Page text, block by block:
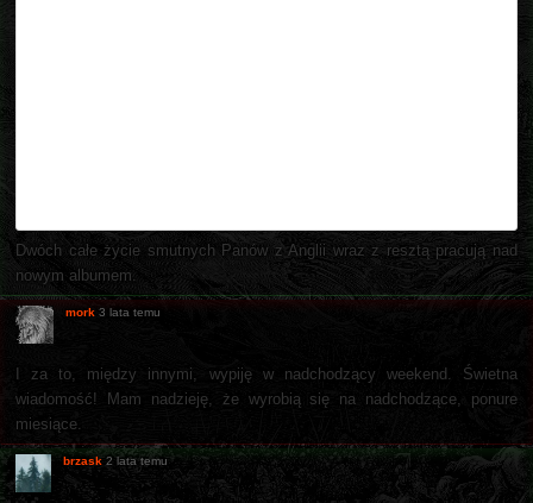
Dwóch całe życie smutnych Panów z Anglii wraz z resztą pracują nad
nowym albumem.
mork 3 lata temu
I za to, między innymi, wypiję w nadchodzący weekend. Świetna
wiadomość! Mam nadzieję, że wyrobią się na nadchodzące, ponure
miesiące.
brzask 2 lata temu